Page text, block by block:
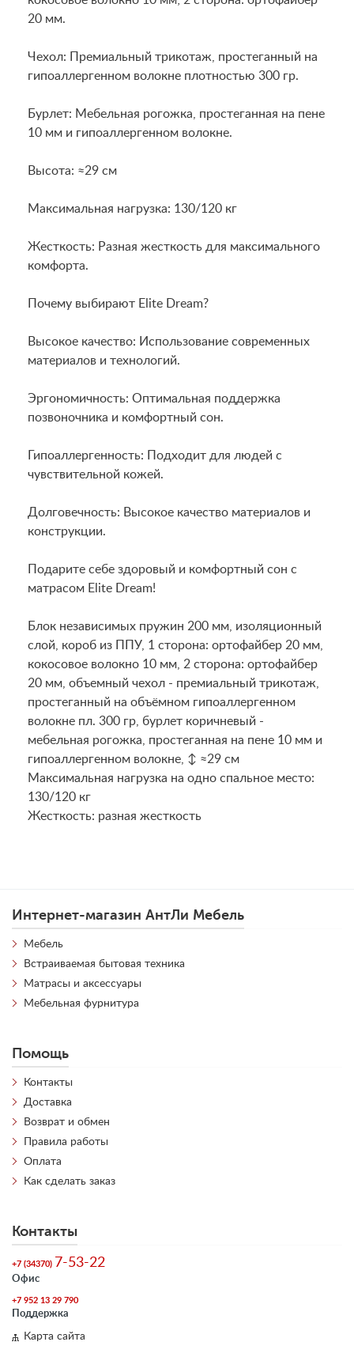
20 мм.
Чехол: Премиальный трикотаж, простеганный на
гипоаллергенном волокне плотностью 300 гр.
Бурлет: Мебельная рогожка, простеганная на пене
10 мм и гипоаллергенном волокне.
Высота: ≈29 см
Максимальная нагрузка: 130/120 кг
Жесткость: Разная жесткость для максимального
комфорта.
Почему выбирают Elite Dream?
Высокое качество: Использование современных
материалов и технологий.
Эргономичность: Оптимальная поддержка
позвоночника и комфортный сон.
Гипоаллергенность: Подходит для людей с
чувствительной кожей.
Долговечность: Высокое качество материалов и
конструкции.
Подарите себе здоровый и комфортный сон с
матрасом Elite Dream!
Блок независимых пружин 200 мм, изоляционный
слой, короб из ППУ, 1 сторона: ортофайбер 20 мм,
кокосовое волокно 10 мм, 2 сторона: ортофайбер
20 мм, объемный чехол - премиальный трикотаж,
простеганный на объёмном гипоаллергенном
волокне пл. 300 гр, бурлет коричневый -
мебельная рогожка, простеганная на пене 10 мм и
гипоаллергенном волокне, ↕ ≈29 см
Maксимальная нагрузка на одно спальное место:
130/120 кг
Жесткость: разная жесткость
Интернет-магазин АнтЛи Мебель
Мебель
Встраиваемая бытовая техника
Матрасы и аксессуары
Мебельная фурнитура
Помощь
Контакты
Доставка
Возврат и обмен
Правила работы
Оплата
Как сделать заказ
Контакты
+7 (34370) 7-53-22
Офис
+7 952 13 29 790
Поддержка
Карта сайта